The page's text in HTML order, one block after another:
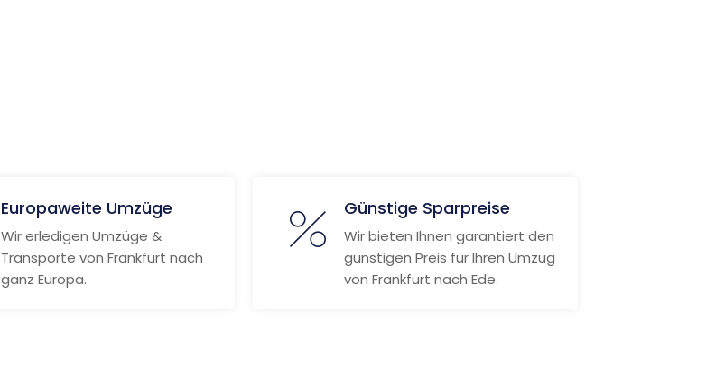
Europaweite Umzüge
Wir erledigen Umzüge &
Transporte von Frankfurt nach
ganz Europa.
Günstige Sparpreise
Wir bieten Ihnen garantiert den
günstigen Preis für Ihren Umzug
von Frankfurt nach Ede.